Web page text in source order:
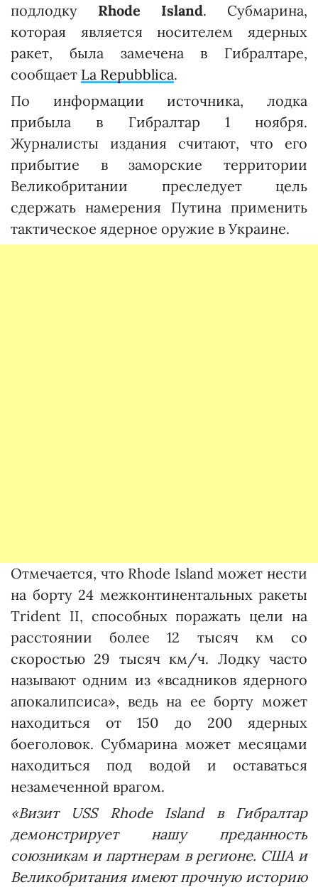
подлодку Rhode Island. Субмарина,
которая является носителем ядерных
ракет, была замечена в Гибралтаре,
сообщает La Repubblica.
По информации источника, лодка
прибыла в Гибралтар 1 ноября.
Журналисты издания считают, что его
прибытие в заморские территории
Великобритании преследует цель
сдержать намерения Путина применить
тактическое ядерное оружие в Украине.
Отмечается, что Rhode Island может нести
на борту 24 межконтинентальных ракеты
Trident II, способных поражать цели на
расстоянии более 12 тысяч км со
скоростью 29 тысяч км/ч. Лодку часто
называют одним из «всадников ядерного
апокалипсиса», ведь на ее борту может
находиться от 150 до 200 ядерных
боеголовок. Субмарина может месяцами
находиться под водой и оставаться
незамеченной врагом.
«Визит USS Rhode Island в Гибралтар
демонстрирует нашу преданность
союзникам и партнерам в регионе. США и
Великобритания имеют прочную историю